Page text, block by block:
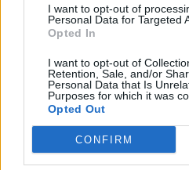
I want to opt-out of
Personal Data for Targeted
Opted In
I want to opt-out of
Retention, Sale, and/or
Personal Data that Is
Purposes for which it was
Opted Out
CONFIRM
Berlinben
legnagyobb
Greendex Szemle
Élet autó
egy anyuka